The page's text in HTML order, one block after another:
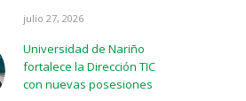
julio 27, 2026
Universidad de Nariño
fortalece la Dirección TIC
con nuevas posesiones